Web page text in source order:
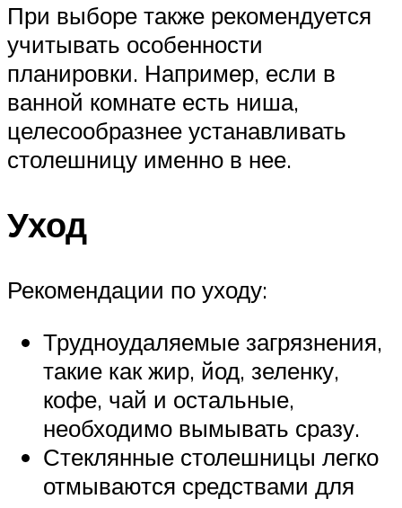
При выборе также рекомендуется
учитывать особенности
планировки. Например, если в
ванной комнате есть ниша,
целесообразнее устанавливать
столешницу именно в нее.
Уход
Рекомендации по уходу:
Трудноудаляемые загрязнения,
такие как жир, йод, зеленку,
кофе, чай и остальные,
необходимо вымывать сразу.
Стеклянные столешницы легко
отмываются средствами для